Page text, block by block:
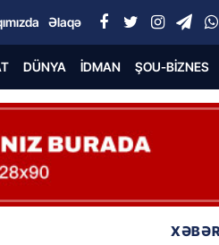
Əlaqə
DÜNYA İDMAN ŞOU-BIZNES